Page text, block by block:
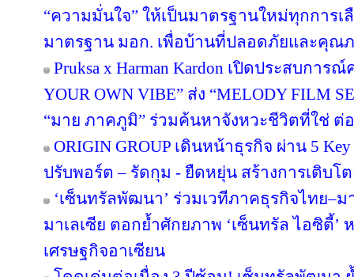
“ความมั่นใจ” ให้เป็นมาตรฐานใหม่ทุกการ
มาตรฐาน มอก. เพื่อบ้านที่ปลอดภัยและคุณ
Pruksa x Harman Kardon เปิดประสบกา
YOUR OWN VIBE” ส่ง “MELODY FILM
“มาย ภาคภูมิ” ร่วมค้นหาจังหวะชีวิตที่ใช่ ต่
ORIGIN GROUP เดินหน้าธุรกิจ ผ่าน 5
ปรับพอร์ต – รัดกุม - ยืดหยุ่น สร้างการเติบโ
‘เซ็นทรัลพัฒนา’ ร่วมเวทีภาคธุรกิจไทย–ม
มาเลเซีย ตอกย้ำศักยภาพ ‘เซ็นทรัล ไอซิตี้
เศรษฐกิจอาเซียน